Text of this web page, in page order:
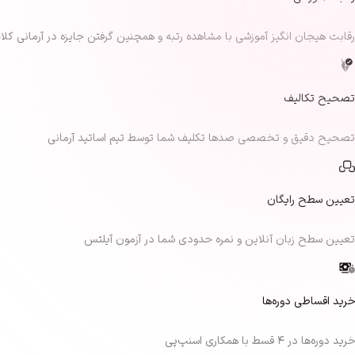
رقابت هیجان انگیز آموزشی با مشاهده رتبه و همچنین گرفتن جایزه در آرمانی
تصحیح تکالیف
تصحیح دقیق و تخصصی صدها تکلیف شما توسط تیم اساتید آرمانی
تعیین سطح رایگان
تعیین سطح زبان آنلاین و نمره حدودی شما در آزمون آیلتس
خرید اقساطی دوره‌ها
خرید دوره‌ها در ۴ قسط با همکاری اسنپ‌پی